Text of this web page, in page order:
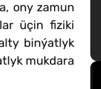
ony zamun
üçin fiziki
binýatlyk
mukdara